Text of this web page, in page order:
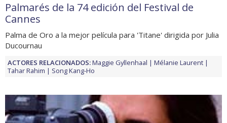
Palmarés de la 74 edición del Festival de
Cannes
Palma de Oro a la mejor película para 'Titane' dirigida por Julia
Ducournau
ACTORES RELACIONADOS:Maggie Gyllenhaal
Mélanie Laurent
Tahar Rahim
Song Kang-Ho